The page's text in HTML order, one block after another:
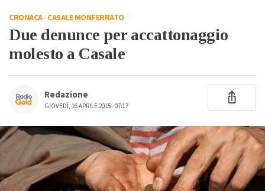
CRONACA-CASALE MONFERRATO
Due denunce per accattonaggio
molesto a Casale
Redazione
GIOVEDÌ, 16 APRILE 2015 - 07:17